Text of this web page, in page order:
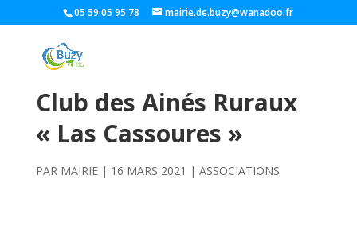
05 59 05 95 78 mairie.de.buzy@wanadoo.fr
Club des Ainés Ruraux
« Las Cassoures »
PAR MAIRIE| 16 MARS 2021 | ASSOCIATIONS